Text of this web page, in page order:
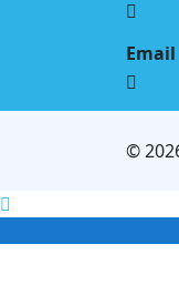
Email
©